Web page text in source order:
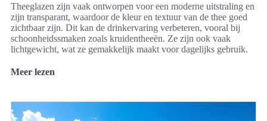
Theeglazen zijn vaak ontworpen voor een moderne uitstraling en
zijn transparant, waardoor de kleur en textuur van de thee goed
zichtbaar zijn. Dit kan de drinkervaring verbeteren, vooral bij
schoonheidssmaken zoals kruidentheeën. Ze zijn ook vaak
lichtgewicht, wat ze gemakkelijk maakt voor dagelijks gebruik.
Meer lezen